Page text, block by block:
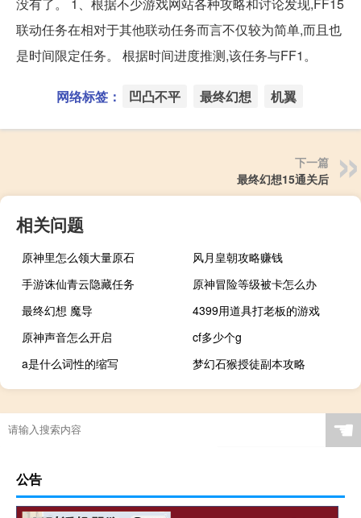
联动任务在相对于其他联动任务而言不仅较为简单,而且也
是时间限定任务。 根据时间进度推测,该任务与FF1。
网络标签： 凹凸不平 最终幻想 机翼
下一篇
最终幻想15通关后
相关问题
原神里怎么领大量原石
风月皇朝攻略赚钱
手游诛仙青云隐藏任务
原神冒险等级被卡怎么办
最终幻想 魔导
4399用道具打老板的游戏
原神声音怎么开启
cf多少个g
a是什么词性的缩写
梦幻石猴授徒副本攻略
☚
公告